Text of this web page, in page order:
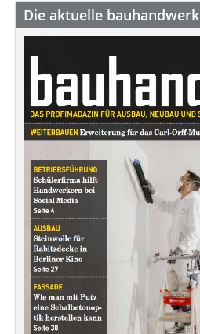
Die aktuelle bauhandwerk